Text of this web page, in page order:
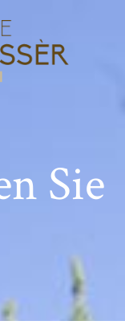
Sie